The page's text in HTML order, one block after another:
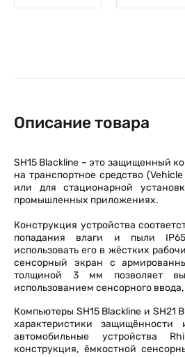
Описание товара
SH15 Blackline – это защищенный
на транспортное средство
или для стационарной
промышленных приложениях.
Конструкция устройства
попадания влаги и пыли
использовать его в жёстких
сенсорный экран с
толщиной 3 мм позволяет
использованием сенсорного
Компьютеры SH15 Blackline и SH21
характеристики
автомобильные устройства
конструкция, ёмкостной